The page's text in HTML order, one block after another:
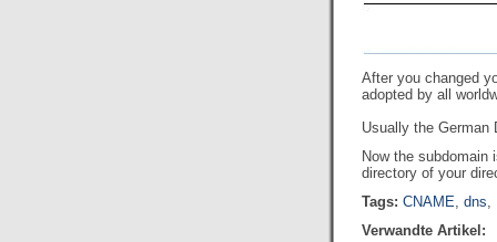
After you changed
adopted by all
Usually the German
Now the subdomain
directory of your
Tags: CNAME, dns,
Verwandte Artikel: